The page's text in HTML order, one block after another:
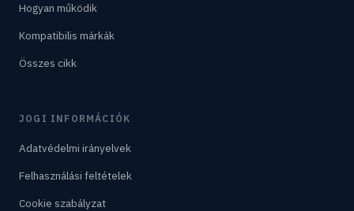
Hogyan működik
Kompatibilis márkák
Összes cikk
JOGI INFORMÁCIÓK
Adatvédelmi irányelvek
Felhasználási feltételek
Cookie szabályzat